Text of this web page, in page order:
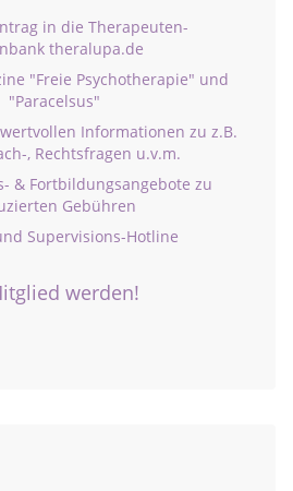
in die Therapeuten-
theralupa.de
"Freie Psychotherapie" und
"Paracelsus"
Informationen zu z.B.
, Rechtsfragen u.v.m.
& Fortbildungsangebote zu
Gebühren
Supervisions-Hotline
werden!